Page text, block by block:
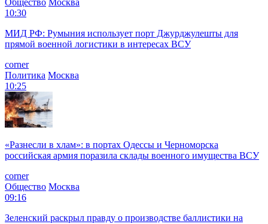
Общество Москва
10:30
МИД РФ: Румыния использует порт Джурджулешты для
прямой военной логистики в интересах ВСУ
corner
Политика Москва
10:25
«Разнесли в хлам»: в портах Одессы и Черноморска
российская армия поразила склады военного имущества ВСУ
corner
Общество Москва
09:16
Зеленский раскрыл правду о производстве баллистики на